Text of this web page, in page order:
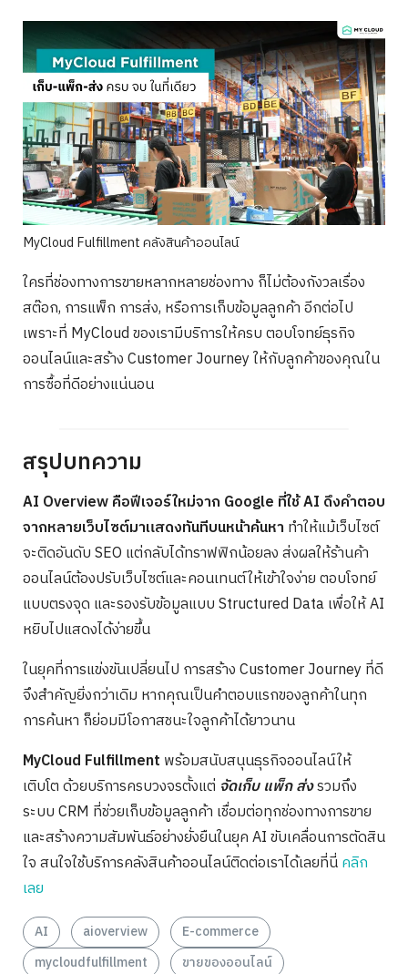
MyCloud Fulfillment คลังสินค้าออนไลน์
ใครที่ช่องทางการขายหลากหลายช่องทาง ก็ไม่ต้องกังวลเรื่อง
สต๊อก, การแพ็ก การส่ง, หรือการเก็บข้อมูลลูกค้า อีกต่อไป
เพราะที่ MyCloud ของเรามีบริการให้ครบ ตอบโจทย์ธุรกิจ
ออนไลน์และสร้าง Customer Journey ให้กับลูกค้าของคุณใน
การซื้อที่ดีอย่างแน่นอน
สรุปบทความ
AI Overview คือฟีเจอร์ใหม่จาก Google ที่ใช้ AI ดึงคำตอบ
จากหลายเว็บไซต์มาแสดงทันทีบนหน้าค้นหา ทำให้แม้เว็บไซต์
จะติดอันดับ SEO แต่กลับได้ทราฟฟิกน้อยลง ส่งผลให้ร้านค้า
ออนไลน์ต้องปรับเว็บไซต์และคอนเทนต์ให้เข้าใจง่าย ตอบโจทย์
แบบตรงจุด และรองรับข้อมูลแบบ Structured Data เพื่อให้ AI
หยิบไปแสดงได้ง่ายขึ้น
ในยุคที่การแข่งขันเปลี่ยนไป การสร้าง Customer Journey ที่ดี
จึงสำคัญยิ่งกว่าเดิม หากคุณเป็นคำตอบแรกของลูกค้าในทุก
การค้นหา ก็ย่อมมีโอกาสชนะใจลูกค้าได้ยาวนาน
MyCloud Fulfillment พร้อมสนับสนุนธุรกิจออนไลน์ให้
เติบโต ด้วยบริการครบวงจรตั้งแต่ จัดเก็บ แพ็ก ส่งรวมถึง
ระบบ CRM ที่ช่วยเก็บข้อมูลลูกค้า เชื่อมต่อทุกช่องทางการขาย
และสร้างความสัมพันธ์อย่างยั่งยืนในยุค AI ขับเคลื่อนการตัดสิน
ใจ สนใจใช้บริการคลังสินค้าออนไลน์ติดต่อเราได้เลยที่นี่คลิก
เลย
AI aioverview
E-commerce
mycloudfulfillment
ขายของออนไลน์